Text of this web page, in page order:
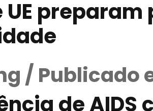
UE
/ Publicado
de AIDS